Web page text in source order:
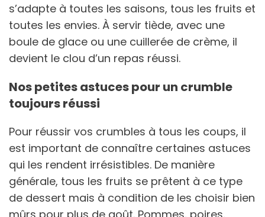
s’adapte à toutes les saisons, tous les fruits et
toutes les envies. À servir tiède, avec une
boule de glace ou une cuillerée de crème, il
devient le clou d’un repas réussi.
Nos petites astuces pour un crumble
toujours réussi
Pour réussir vos crumbles à tous les coups, il
est important de connaître certaines astuces
qui les rendent irrésistibles. De manière
générale, tous les fruits se prêtent à ce type
de dessert mais à condition de les choisir bien